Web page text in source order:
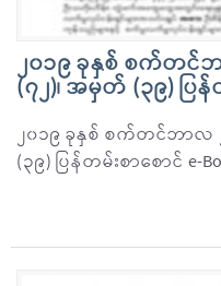
၂၀၁၉ ခုနှစ် စက်တ
(၇၂)၊ အမှတ် (၃၉) ပြ
၂၀၁၉ ခုနှစ် စက်တင်ဘာ
(၃၉) ပြန်တမ်းစာစောင် e-